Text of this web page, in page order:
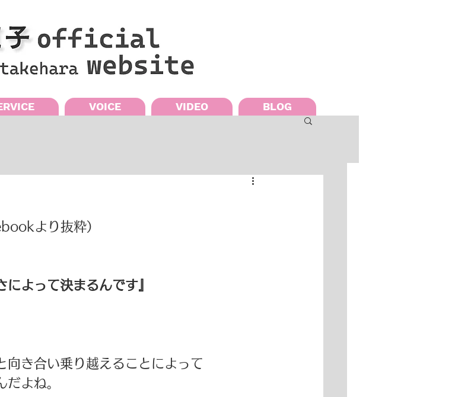
VOICE VIDEO BLOG
より抜粋）
によって決まるんです』
向き合い乗り越えることによって
だよね。